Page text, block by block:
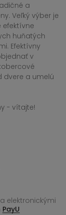
a
Veľký výber je
huňatých
Efektívny
v
dvere a umelú
- vítajte!
elektronickými
PayU